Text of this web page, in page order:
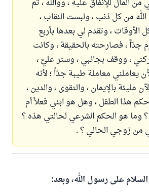
المال للإنفاق عليه ، ووالله ، ثم
الله من كل ذنب ، ولبست النقاب ،
، وتقدم لي بعدها بأربع
، فصارحته بالحقيقة ، وكانت
، ووقف بجانبي ، وستر عليَّ ،
يعاملني معاملة طيبة جدّاً ؛ لأنه
مليئة بالإيمان ، والتقوى ، والدين ،
هذا الطفل ، وهل هو ابني فعلاً أم
وما هو الحكم الشرعي لحالتي هذه ؟
من زوجي الحالي ؟ .
على رسول الله، وبعد: